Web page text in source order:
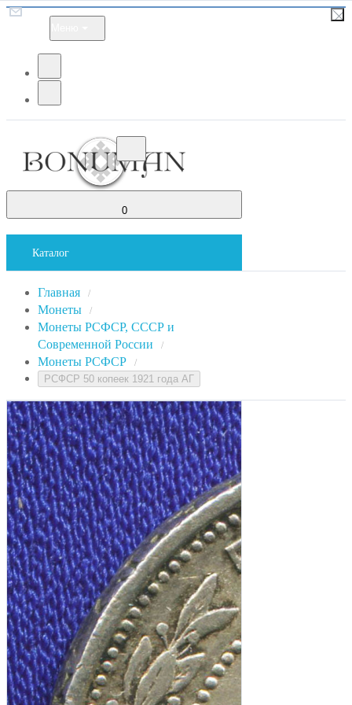
0
Каталог
Главная /
Монеты /
Монеты РСФСР, СССР и
Современной России
/
Монеты РСФСР /
РСФСР 50 копеек 1921 года АГ